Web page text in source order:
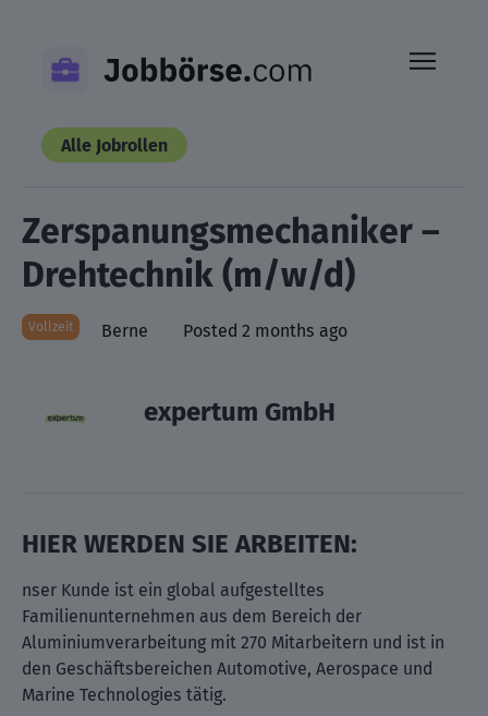
content
Alle Jobrollen
Zerspanungsmechaniker –
Drehtechnik (m/w/d)
Vollzeit Berne Posted 2 months ago
expertum GmbH
HIER WERDEN SIE ARBEITEN:
nser Kunde ist ein global aufgestelltes
Familienunternehmen aus dem Bereich der
Aluminiumverarbeitung mit 270 Mitarbeitern und ist in
den Geschäftsbereichen Automotive, Aerospace und
Marine Technologies tätig.